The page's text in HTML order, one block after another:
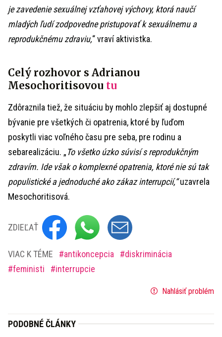
je zavedenie sexuálnej vzťahovej výchovy, ktorá naučí
mladých ľudí zodpovedne pristupovať k sexuálnemu a
reprodukčnému zdraviu,“ vraví aktivistka.
Celý rozhovor s Adrianou
Mesochoritisovou tu
Zdôraznila tiež, že situáciu by mohlo zlepšiť aj dostupné
bývanie pre všetkých či opatrenia, ktoré by ľuďom
poskytli viac voľného času pre seba, pre rodinu a
sebarealizáciu. „To všetko úzko súvisí s reprodukčným
zdravím. Ide však o komplexné opatrenia, ktoré nie sú tak
populistické a jednoduché ako zákaz interrupcií,“uzavrela
Mesochoritisová.
ZDIEĽAŤ
VIAC K TÉME antikoncepcia
diskriminácia
feministi
interrupcie
Nahlásiť problém
PODOBNÉ ČLÁNKY